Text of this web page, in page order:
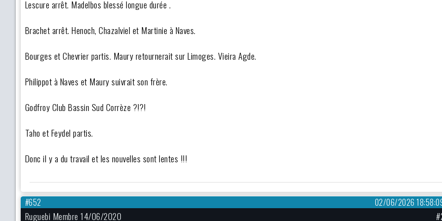
Lescure arrêt. Madelbos blessé longue durée .
Brachet arrêt. Henoch, Chazalviel et Martinie à Naves.
Bourges et Chevrier partis. Maury retournerait sur Limoges. Vieira Agde.
Philippot à Naves et Maury suivrait son frère.
Godfroy Club Bassin Sud Corrèze ?!?!
Taho et Feydel partis.
Donc il y a du travail et les nouvelles sont lentes !!!
02/06/2026
#652
Ruguebi Membre 14/06/2020